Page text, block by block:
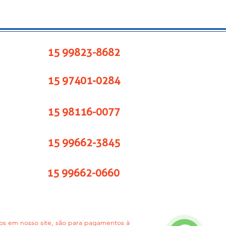
15 99823-8682
15 97401-0284
15 98116-0077
15 99662-3845
15 99662-0660
em nosso site, são para pagamentos à